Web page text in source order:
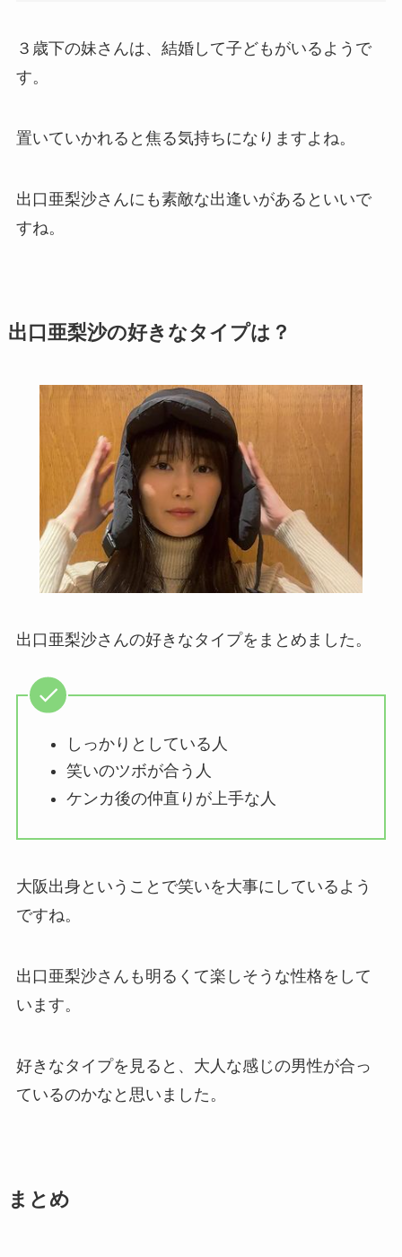
３歳下の妹さんは、結婚して子どもがいるようで
す。
置いていかれると焦る気持ちになりますよね。
出口亜梨沙さんにも素敵な出逢いがあるといいで
すね。
出口亜梨沙の好きなタイプは？
出口亜梨沙さんの好きなタイプをまとめました。
しっかりとしている人
笑いのツボが合う人
ケンカ後の仲直りが上手な人
大阪出身ということで笑いを大事にしているよう
ですね。
出口亜梨沙さんも明るくて楽しそうな性格をして
います。
好きなタイプを見ると、大人な感じの男性が合っ
ているのかなと思いました。
まとめ